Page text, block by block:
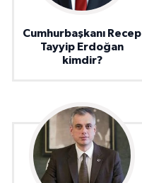
Cumhurbaşkanı Recep
Tayyip Erdoğan
kimdir?